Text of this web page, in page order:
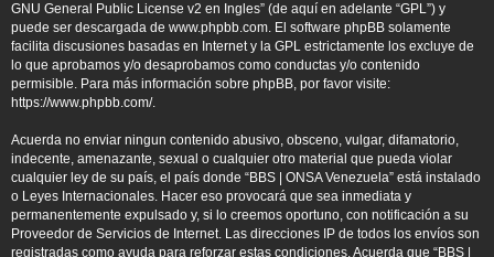
GNU General Public License v2 en Ingles” (de aquí en adelante “GPL”) y
puede ser descargada de www.phpbb.com. El software phpBB solamente
facilita discusiones basadas en Internet y la GPL estrictamente los excluye de
lo que aprobamos y/o desaprobamos como conductas y/o contenido
permisible. Para más información sobre phpBB, por favor visite:
https://www.phpbb.com/.
Acuerda no enviar ningun contenido abusivo, obsceno, vulgar, difamatorio,
indecente, amenazante, sexual o cualquier otro material que pueda violar
cualquier ley de su país, el país donde “BBS | ONSA Venezuela” está instalado
o Leyes Internacionales. Hacer eso provocará que sea inmediata y
permanentemente expulsado y, si lo creemos oportuno, con notificación a su
Proveedor de Servicios de Internet. Las direcciones IP de todos los envíos son
registradas como ayuda para reforzar estas condiciones. Acuerda que “BBS |